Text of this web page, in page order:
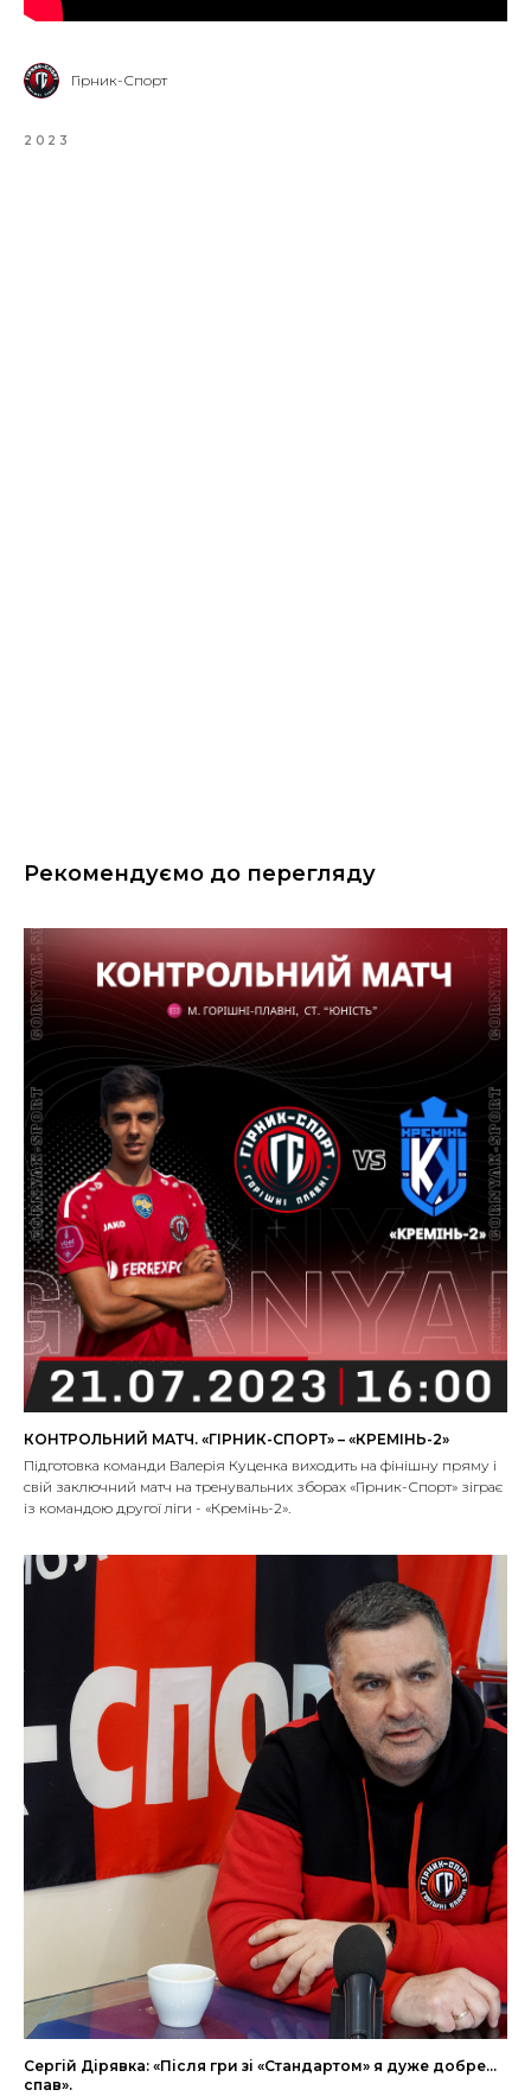
Гірник-Спорт
2023
Рекомендуємо до перегляду
КОНТРОЛЬНИЙ МАТЧ. «ГІРНИК-СПОРТ» – «КРЕМІНЬ-2»
Підготовка команди Валерія Куценка виходить на фінішну пряму і
свій заключний матч на тренувальних зборах «Гірник-Спорт» зіграє
із командою другої ліги - «Кремінь-2».
Сергій Дірявка: «Після гри зі «Стандартом» я дуже добре...
спав».